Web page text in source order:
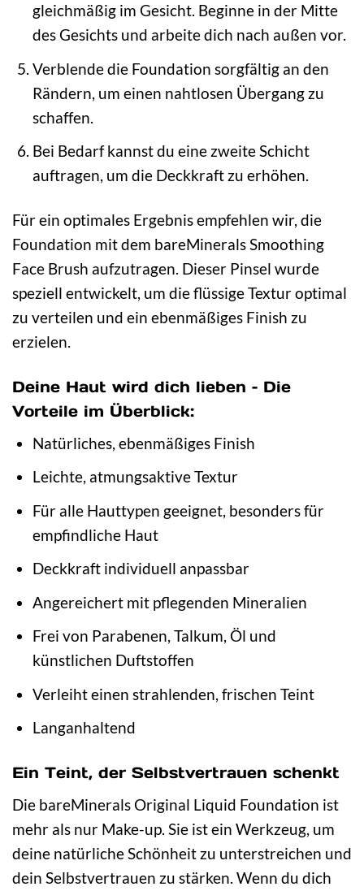
gleichmäßig im Gesicht. Beginne in der Mitte
des Gesichts und arbeite dich nach außen vor.
Verblende die Foundation sorgfältig an den
Rändern, um einen nahtlosen Übergang zu
schaffen.
Bei Bedarf kannst du eine zweite Schicht
auftragen, um die Deckkraft zu erhöhen.
Für ein optimales Ergebnis empfehlen wir, die
Foundation mit dem bareMinerals Smoothing
Face Brush aufzutragen. Dieser Pinsel wurde
speziell entwickelt, um die flüssige Textur optimal
zu verteilen und ein ebenmäßiges Finish zu
erzielen.
Deine Haut wird dich lieben – Die
Vorteile im Überblick:
Natürliches, ebenmäßiges Finish
Leichte, atmungsaktive Textur
Für alle Hauttypen geeignet, besonders für
empfindliche Haut
Deckkraft individuell anpassbar
Angereichert mit pflegenden Mineralien
Frei von Parabenen, Talkum, Öl und
künstlichen Duftstoffen
Verleiht einen strahlenden, frischen Teint
Langanhaltend
Ein Teint, der Selbstvertrauen schenkt
Die bareMinerals Original Liquid Foundation ist
mehr als nur Make-up. Sie ist ein Werkzeug, um
deine natürliche Schönheit zu unterstreichen und
dein Selbstvertrauen zu stärken. Wenn du dich